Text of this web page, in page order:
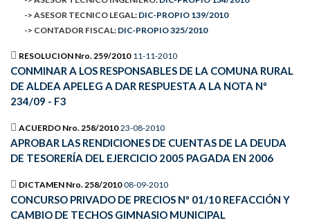
-> ASESOR TECNICO LEGAL: DIC-PROPIO 139/2010
-> CONTADOR FISCAL: DIC-PROPIO 325/2010
RESOLUCION Nro. 259/2010 11-11-2010
CONMINAR A LOS RESPONSABLES DE LA COMUNA RURAL
DE ALDEA APELEG A DAR RESPUESTA A LA NOTA Nº
234/09 - F3
ACUERDO Nro. 258/2010 23-08-2010
APROBAR LAS RENDICIONES DE CUENTAS DE LA DEUDA
DE TESORERÍA DEL EJERCICIO 2005 PAGADA EN 2006
DICTAMEN Nro. 258/2010 08-09-2010
CONCURSO PRIVADO DE PRECIOS Nº 01/10 REFACCIÓN Y
CAMBIO DE TECHOS GIMNASIO MUNICIPAL